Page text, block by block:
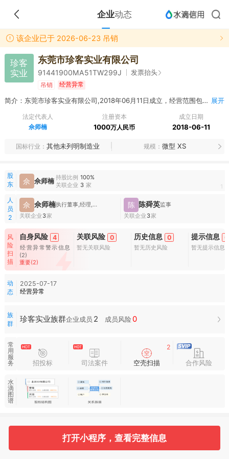
企业动态
该企业已于 2026-06-23 吊销
珍客
实业
东莞市珍客实业有限公司
91441900MA51TW299J 发票抬头
吊销 经营异常
简介：东莞市珍客实业有限公司,2018年06月11日成立，经营范围包括生产、销售：环保材料、环保塑胶颗粒、塑胶制品；销售：工业用大豆油、环氧大豆油（不含危险化学品）。（依法须经批准的项目，经相关部门批准后方可开展经营活动）〓 展开
法定代表人
佘师楠
注册资本
1000万人民币
成立日期
2018-06-11
国标行业 其他未列明制造业 规模 微型 XS
股
东
佘 佘师楠 持股比例 100%
关联企业 3 家 1
人
员
2
佘 佘师楠
执行董事,经理,财务负责人
关联企业 3家
陈 陈舜英监事
关联企业 3家
风
险
扫
描
自身风险 4
经营异常警示信息
(2)
重要(2)
关联风险 0
暂无关联风险
历史信息 0
暂无历史风险
提示信息 0
暂无提示信息
动
态
2025-07-17
经营异常
族
群
珍客实业族群企业成员 2 成员风险0
常
用
服
务
招投标 司法案件
2
空壳扫描 合作风险
水
滴
图
谱
打开小程序，查看完整信息